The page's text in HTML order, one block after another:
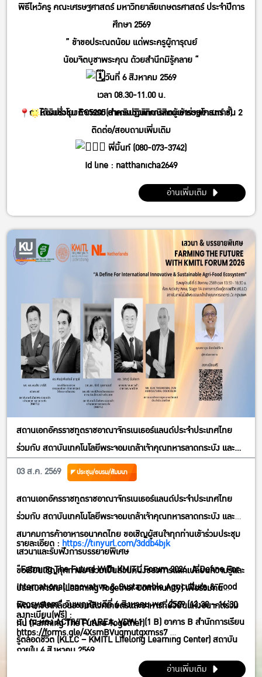
พิธีไหว้ครู คณะเศรษฐศาสตร์ มหาวิทยาลัยเกษตรศาสตร์ ประจำปีการ
ศึกษา 2569
” ข้าขอประณตน้อม แด่พระครูผู้การุณย์
น้อมจิตบูชาพระคุณ ด้วยสำนึกมิรู้คลาย “
วันที่ 6 สิงหาคม 2569
เวลา 08.30-11.00 น.
ณ ห้องประชุม EC5205 อาคารปฏิบัติการคณะเศรษฐศาสตร์ ชั้น 2
ได้รับชั่วโมงกิจกรรม(สำหรับตัวแทนนิสิตผู้เข้าร่วมโครงการ)
ติดต่อ/สอบถามเพิ่มเติม
พี่มิ้นท์ (080-073-3742)
Id line : natthanicha2649
IG : @_m.mintt_
พี่โฟร์ (086-339-3381)
Id line : fourbrabra424
IG : @four_zapak
อ่านเพิ่มเติม
สถานเอกอัครราชทูตราชอาณาจักรเนเธอร์แลนด์ประจำประเทศไทย
ร่วมกับ สถาบันเทคโนโลยีพระจอมเกล้าเจ้าคุณทหารลาดกระบัง และ
สมาคมการค้าอาหารอนาคตไทย ขอเชิญผู้สนใจทุกท่านเข้าร่วมประชุม
เสวนาและรับฟังการบรรยายพิเศษ”Farming The Future With
KMITL Forum 2026; A Define For International Innovative &
Sustainable Agriculture & FoodEcosystem” วันพฤหัสบดีที่ 6
สิงหาคม พศ. 2569 (13:30 – 16:30 น.) ณ ห้อง ACTIVITY AREA,
VDW 1 (1 B) อาคาร B สำนักการเรียนรู้ตลอดชีวิต (KLLC – KMITL
Lifelong Learning Center) สถาบันเทคโนโลยีพระจอมเกล้าเจ้าคุณ
ทหารลาดกระบัง กทม.
03 ส.ค. 2569 ประชุม/อบรม/สัมมนา
สถานเอกอัครราชทูตราชอาณาจักรเนเธอร์แลนด์ประจำประเทศไทย
ร่วมกับ สถาบันเทคโนโลยีพระจอมเกล้าเจ้าคุณทหารลาดกระบัง และ
สมาคมการค้าอาหารอนาคตไทย ขอเชิญผู้สนใจทุกท่านเข้าร่วมประชุม
เสวนาและรับฟังการบรรยายพิเศษ
“Farming The Future With KMITL Forum 2026; A Define For
International Innovative & Sustainable Agriculture & Food
Ecosystem” วันพฤหัสบดีที่ 6 สิงหาคม พศ. 2569 (13:30 – 16:30
น.) ณ ห้อง ACTIVITY AREA, VDW 1 (1 B) อาคาร B สำนักการเรียน
รู้ตลอดชีวิต (KLLC – KMITL Lifelong Learning Center) สถาบัน
เทคโนโลยีพระจอมเกล้าเจ้าคุณทหารลาดกระบัง กทม.
รายละเอียด : https://tinyurl.com/3ddb4bjk
ขอเรียนเชิญทุกท่านมาร่วมเป็นส่วนหนึ่งของการแลกเปลี่ยนความรู้และ
ประสบการ์ณ (Learning Together Community) เพื่อร่วมกัน
พัฒนาขับเคลื่อนระบบนิเวศเกษตรและอาหารที่ยั่งยืนแห่งอนาคตร่วม
กัน (Farming The Future Together)
ลงทะเบียน(ฟรี) :
https://forms.gle/4XsmBVugmutgxmss7
ภายใน 4 สิงหาคม 2569
อ่านเพิ่มเติม